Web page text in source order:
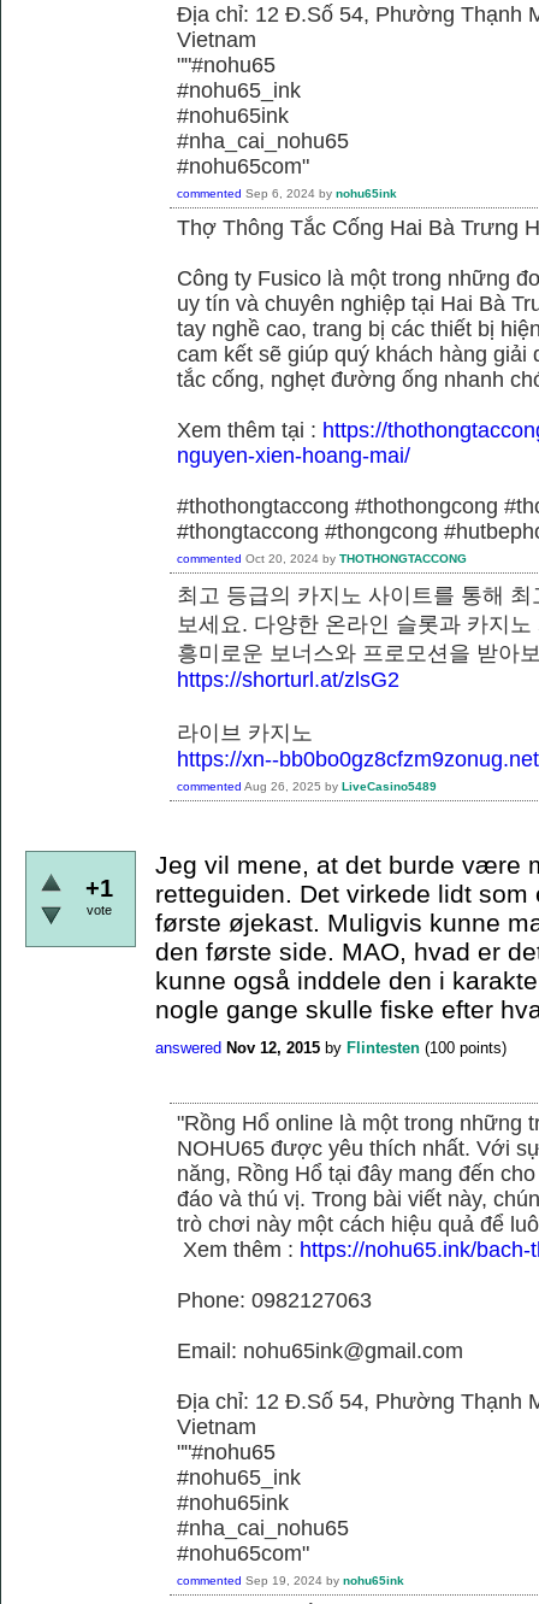
Địa chỉ: 12 Đ.Số 54, Phường Thạnh
Vietnam
""#nohu65
#nohu65_ink
#nohu65ink
#nha_cai_nohu65
#nohu65com"
commented Sep 6, 2024 by nohu65ink
Thợ Thông Tắc Cống Hai Bà Trưng
Công ty Fusico là một trong những
uy tín và chuyên nghiệp tại Hai Bà
tay nghề cao, trang bị các thiết bị
cam kết sẽ giúp quý khách hàng
tắc cống, nghẹt đường ống nhanh
Xem thêm tại : https://
nguyen-xien-hoang-mai/
#thothongtaccong #thothongcong
#thongtaccong #thongcong
commented Oct 20, 2024 by THOTHONGTACCONG
최고 등급의 카지노 사이트를 통해
보세요. 다양한 온라인 슬롯과 카지
흥미로운 보너스와 프로모션
https://shorturl.at/zlsG2
라이브 카지노
https://xn--bb0bo0gz8cfzm9zonug.net
commented Aug 26, 2025 by LiveCasino5489
+1
vote
Jeg vil mene, at det burde være
retteguiden. Det virkede lidt
første øjekast. Muligvis kunne
den første side. MAO, hvad er
kunne også inddele den i
nogle gange skulle fiske efter
answered Nov 12, 2015 by Flintesten (100 points)
"Rồng Hổ online là một trong những
NOHU65 được yêu thích nhất. Với
năng, Rồng Hổ tại đây mang đến
đáo và thú vị. Trong bài viết này,
trò chơi này một cách hiệu quả để
Xem thêm : https://nohu65.ink/bach-
Phone: 0982127063
Email: nohu65ink@gmail.com
Địa chỉ: 12 Đ.Số 54, Phường Thạnh
Vietnam
""#nohu65
#nohu65_ink
#nohu65ink
#nha_cai_nohu65
#nohu65com"
commented Sep 19, 2024 by nohu65ink